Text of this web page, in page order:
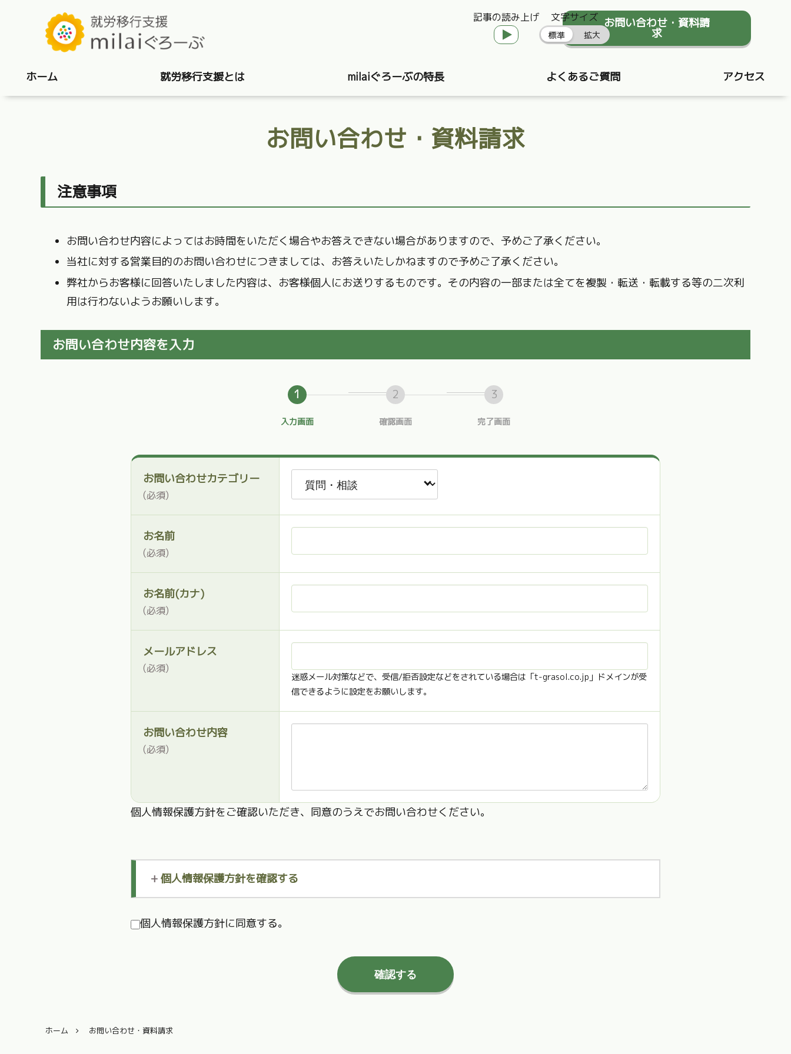
記事の読み上げ 文字サイズ
標準 拡大
ホーム 就労移行支援とは milaiぐろーぶの特長 よくあるご質問 アクセス
お問い合わせ・資料請
求
お問い合わせ・資料請求
注意事項
お問い合わせ内容によってはお時間をいただく場合やお答えできない場合がありますので、予めご了承ください。
当社に対する営業目的のお問い合わせにつきましては、お答えいたしかねますので予めご了承ください。
弊社からお客様に回答いたしました内容は、お客様個人にお送りするものです。その内容の一部または全てを複製・転送・転載する等の二次利
用は行わないようお願いします。
お問い合わせ内容を入力
1
入力画面
2
確認画面
3
完了画面
お問い合わせカテゴリー
(必須)
お名前
(必須)
お名前(カナ)
(必須)
メールアドレス
(必須)
迷惑メール対策などで、受信/拒否設定などをされている場合は「t-grasol.co.jp」ドメインが受
信できるように設定をお願いします。
お問い合わせ内容
(必須)
個人情報保護方針をご確認いただき、同意のうえでお問い合わせください。
+ 個人情報保護方針を確認する
個人情報保護方針に同意する。
確認する
ホーム お問い合わせ・資料請求